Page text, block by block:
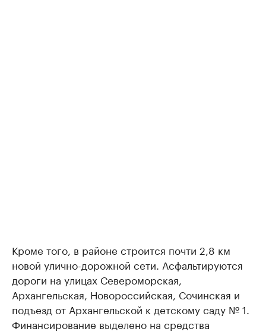
Кроме того, в районе строится почти 2,8 км
новой улично-дорожной сети. Асфальтируются
дороги на улицах Североморская,
Архангельская, Новороссийская, Сочинская и
подъезд от Архангельской к детскому саду № 1.
Финансирование выделено на средства